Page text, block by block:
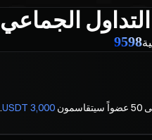
الجماعي
9598
3,000 USDT
.